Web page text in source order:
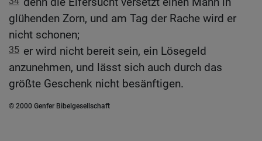
glühenden Zorn, und am Tag der Rache wird er
nicht schonen;
35 er wird nicht bereit sein, ein Lösegeld
anzunehmen, und lässt sich auch durch das
größte Geschenk nicht besänftigen.
© 2000 Genfer Bibelgesellschaft